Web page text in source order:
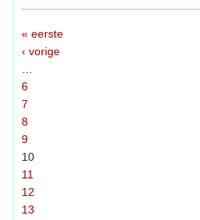
« eerste
‹ vorige
…
6
7
8
9
10
11
12
13